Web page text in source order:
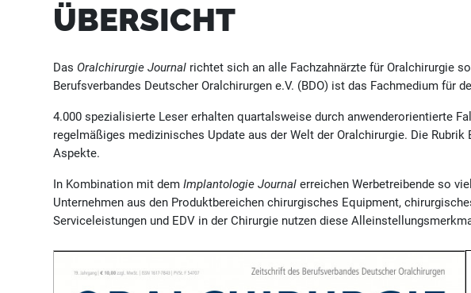
ÜBERSICHT
Das Oralchirurgie Journal richtet sich an alle Fachzahnärzte für Oralchirurgie
Berufsverbandes Deutscher Oralchirurgen e.V. (BDO) ist das Fachmedium für
4.000 spezialisierte Leser erhalten quartalsweise durch anwenderorientierte
regelmäßiges medizinisches Update aus der Welt der Oralchirurgie. Die
Aspekte.
In Kombination mit demImplantologie Journal erreichen Werbetreibende so
Unternehmen aus den Produktbereichen chirurgisches Equipment,
Serviceleistungen und EDV in der Chirurgie nutzen diese